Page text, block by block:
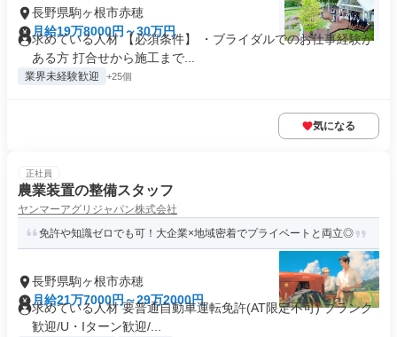
長野県駒ヶ根市赤穂
月給19万8000円～30万円
求めている人材 【必須条件】 ・ブライダルでのお仕事経験が
ある方 打合せから施工まで...
業界未経験歓迎 +25個
気になる
正社員
農業装置の整備スタッフ
ヤンマーアグリジャパン株式会社
免許や知識ゼロでも可！大企業×地域密着でプライベートと両立◎
長野県駒ヶ根市赤穂
月給21万7000円～29万2000円
求めている人材 要普通自動車運転免許(AT限定不可) ブランク
歓迎/U・Iターン歓迎/...